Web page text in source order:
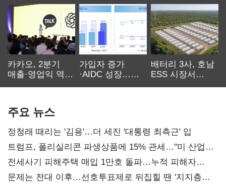
카카오, 2분기
매출·영업익 역대
가입자 증가
·AIDC 성장…
배터리 3사, 호남
ESS 시장서
주요 뉴스
정청래 때리는 '김용'…더 세진 '대통령 최측근' 입
트럼프, 폴리실리콘 파생상품에 15% 관세…"미 산업
재건"
전세사기 피해주택 매입 1만호 돌파…누적 피해자
4만278명
문제는 전대 이후…선호투표제로 뒤집힐 땐 '지지층